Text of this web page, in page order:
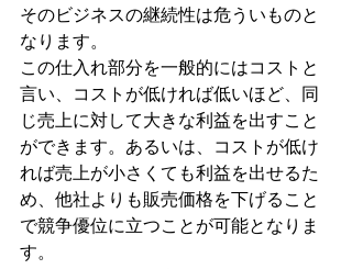
そのビジネスの継続性は危ういものと
なります。
この仕入れ部分を一般的にはコストと
言い、コストが低ければ低いほど、同
じ売上に対して大きな利益を出すこと
ができます。あるいは、コストが低け
れば売上が小さくても利益を出せるた
め、他社よりも販売価格を下げること
で競争優位に立つことが可能となりま
す。